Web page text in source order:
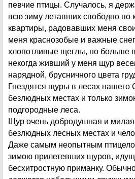
певчие птицы. Случалось, я
всю зиму летавших свободно по
квартиры, радовавших меня
меня краснозобые и важные
хлопотливые щеглы, но больше
некогда живший у меня щур
нарядной, брусничного цвета
Гнездятся щуры в лесах нашего
безлюдных местах и только
подгородные леса.
Щур очень добродушная и
безлюдных лесных местах и
Даже самым неопытным
зимою прилетевших щуров,
бесхитростную приманку.